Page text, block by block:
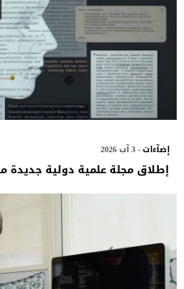
إضآءات- 3 آب 2026
إطلاق مجلة علمية دولية